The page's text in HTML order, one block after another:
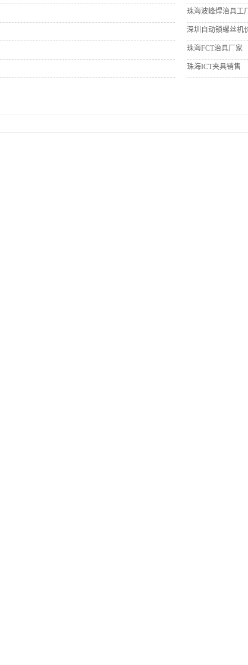
珠海波峰焊治具工厂
深圳自动锁螺丝机
珠海FCT治具厂家
珠海ICT夹具销售